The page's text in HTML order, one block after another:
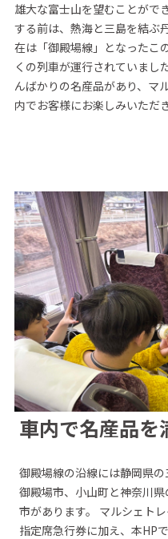
雄大な富士山を望むことがで
する前は、熱海と三島を結ぶ
在は「御殿場線」となったこ
くの列車が運行されていまし
んばかりの名産品があり、マ
内でお客様にお楽しみいただ
車内で名産品を
御殿場線の沿線には静岡県の
御殿場市、小山町と神奈川
市があります。 マルシェト
指定席急行券に加え、本HP